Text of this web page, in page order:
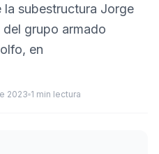
la subestructura Jorge
grupo armado
en
2023 1 min lectura